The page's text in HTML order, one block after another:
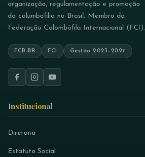
organização, regulamentação e promoção
da columbofilia no Brasil. Membro da
Federação Colombófila Internacional (FCI).
FCB-BR FCI Gestão 2023–2027
Institucional
Diretoria
Estatuto Social